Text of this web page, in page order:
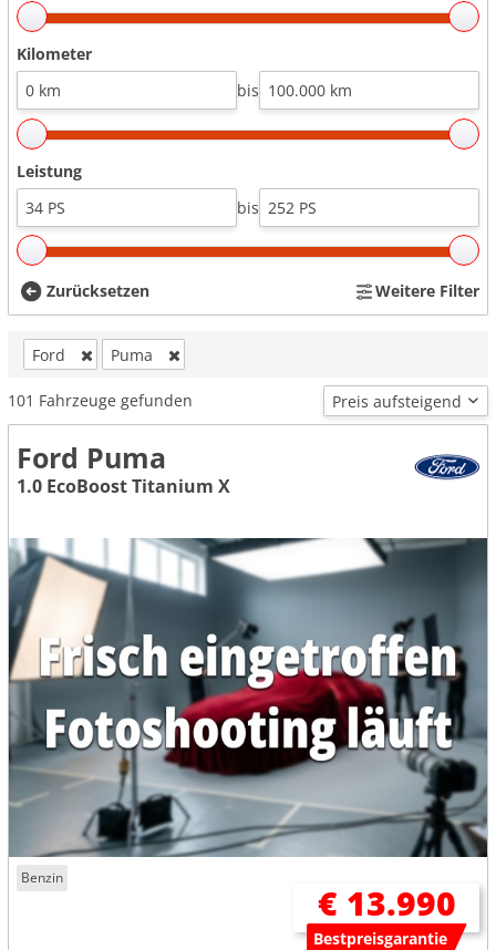
Kilometer
bis
Leistung
bis
Zurücksetzen Weitere Filter
Ford Puma
101 Fahrzeuge gefunden
Ford Puma
1.0 EcoBoost Titanium X
Benzin
€ 13.990
Bestpreisgarantie